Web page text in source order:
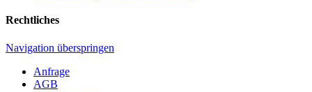
Rechtliches
Navigation überspringen
Anfrage
AGB